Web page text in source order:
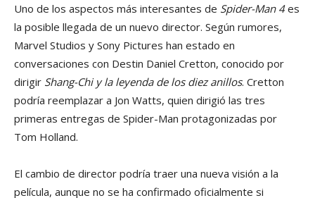
Uno de los aspectos más interesantes de Spider-Man 4es
la posible llegada de un nuevo director. Según rumores,
Marvel Studios y Sony Pictures han estado en
conversaciones con Destin Daniel Cretton, conocido por
dirigir Shang-Chi y la leyenda de los diez anillos. Cretton
podría reemplazar a Jon Watts, quien dirigió las tres
primeras entregas de Spider-Man protagonizadas por
Tom Holland.
El cambio de director podría traer una nueva visión a la
película, aunque no se ha confirmado oficialmente si